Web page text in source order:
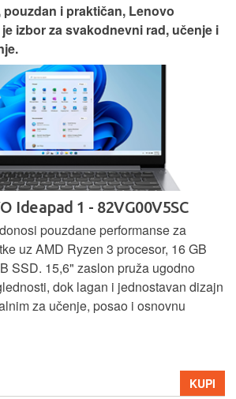
pouzdan i praktičan, Lenovo
izbor za svakodnevni rad, učenje i
Ideapad 1 - 82VG00V5SC
pouzdane performanse za
uz AMD Ryzen 3 procesor, 16 GB
SSD. 15,6" zaslon pruža ugodno
dok lagan i jednostavan dizajn
za učenje, posao i osnovnu
KUPI